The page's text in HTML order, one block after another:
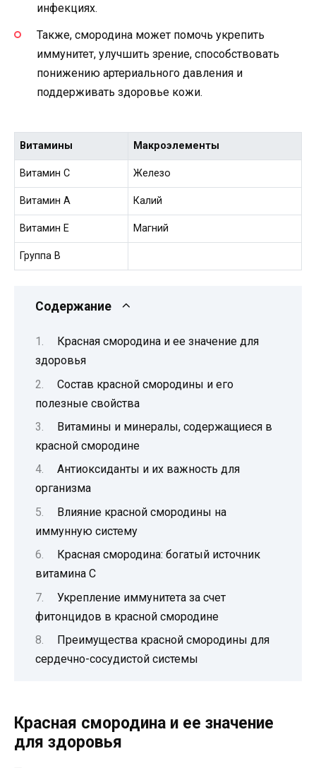
инфекциях.
Также, смородина может помочь укрепить
иммунитет, улучшить зрение, способствовать
понижению артериального давления и
поддерживать здоровье кожи.
Витамины Макроэлементы
Витамин C Железо
Витамин A Калий
Витамин E Магний
Группа В
Содержание
Красная смородина и ее значение для
здоровья
Состав красной смородины и его
полезные свойства
Витамины и минералы, содержащиеся в
красной смородине
Антиоксиданты и их важность для
организма
Влияние красной смородины на
иммунную систему
Красная смородина: богатый источник
витамина C
Укрепление иммунитета за счет
фитонцидов в красной смородине
Преимущества красной смородины для
сердечно-сосудистой системы
Красная смородина и ее значение
для здоровья